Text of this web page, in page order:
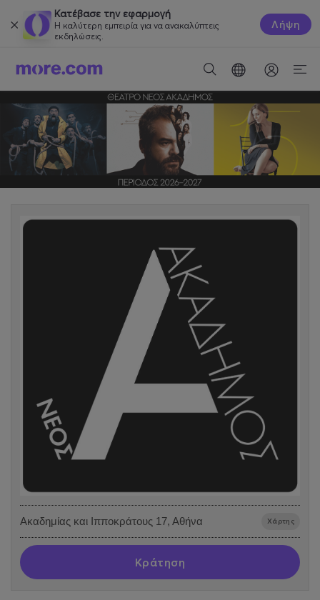
Κατέβασε την εφαρμογή
Η καλύτερη εμπειρία για να ανακαλύπτεις
εκδηλώσεις.
Λήψη
Ακαδημίας και Ιπποκράτους 17, Αθήνα Χάρτης
Κράτηση